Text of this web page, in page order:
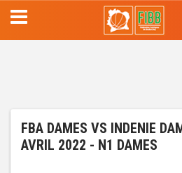
Aller
au
contenu
FBA DAMES VS INDENIE
AVRIL 2022 - N1 DAMES